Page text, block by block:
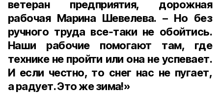
ветеран предприятия, дорожная
рабочая Марина Шевелева. – Но без
ручного труда все‑таки не обойтись.
Наши рабочие помогают там, где
технике не пройти или она не успевает.
И если честно, то снег нас не пугает,
а радует. Это же зима!»